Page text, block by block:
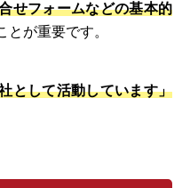
せフォームなどの基本的
とが重要です。
として活動しています」